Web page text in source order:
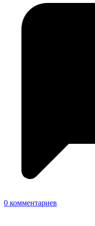
0 комментариев